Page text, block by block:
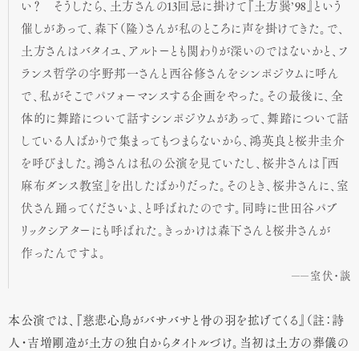
い？ そうしたら、土方さんの13回忌に掛けて『土方巽’98』という
催しがあって、森下（隆）さんが私のところに声を掛けてきた。で、
土方さんはバタイユ、アルトーとも関わりが深いのではないかと、フ
ランス哲学の宇野邦一さんと西谷修さんをシンポジウムに呼ん
で、私がそこでパフォーマンスする企画をやった。その最後に、全
体的に舞踏について話すシンポジウムがあって、舞踏について話
している人ばかりで集まってもつまらないから、鴻英良と桜井圭介
を呼びました。鴻さんは私の公演を見ていたし、桜井さんは『西
麻布ダンス教室』を出したばかりだった。そのとき、桜井さんに、室
伏さん踊ってくださいよ、と呼ばれたのです。同時に世田谷パブ
リックシアターにも呼ばれた。きっかけは森下さんと桜井さんが
作ったんですよ。
室伏・談
本公演では、『慈悲心鳥がバサバサと骨の羽を拡げてくる』（註：詩
人・吉増剛造が土方の独白からタイトルづけ。当初は土方の葬儀の